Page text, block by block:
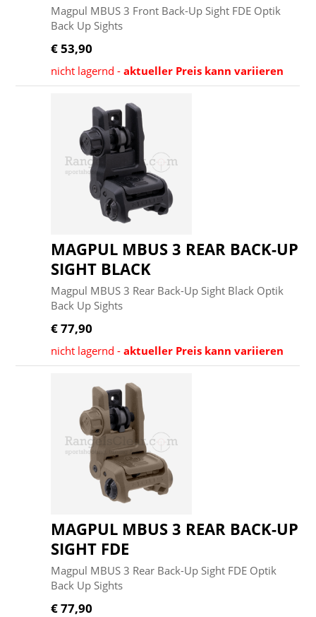
Magpul MBUS 3 Front Back-Up Sight FDE Optik
Back Up Sights
€ 53,90
nicht lagernd -aktueller Preis kann variieren
MAGPUL MBUS 3 REAR BACK-UP
SIGHT BLACK
Magpul MBUS 3 Rear Back-Up Sight Black Optik
Back Up Sights
€ 77,90
nicht lagernd -aktueller Preis kann variieren
MAGPUL MBUS 3 REAR BACK-UP
SIGHT FDE
Magpul MBUS 3 Rear Back-Up Sight FDE Optik
Back Up Sights
€ 77,90